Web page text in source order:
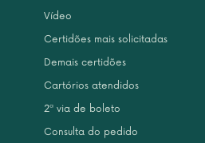
Vídeo
Certidões mais solicitadas
Demais certidões
Cartórios atendidos
2ª via de boleto
Consulta do pedido